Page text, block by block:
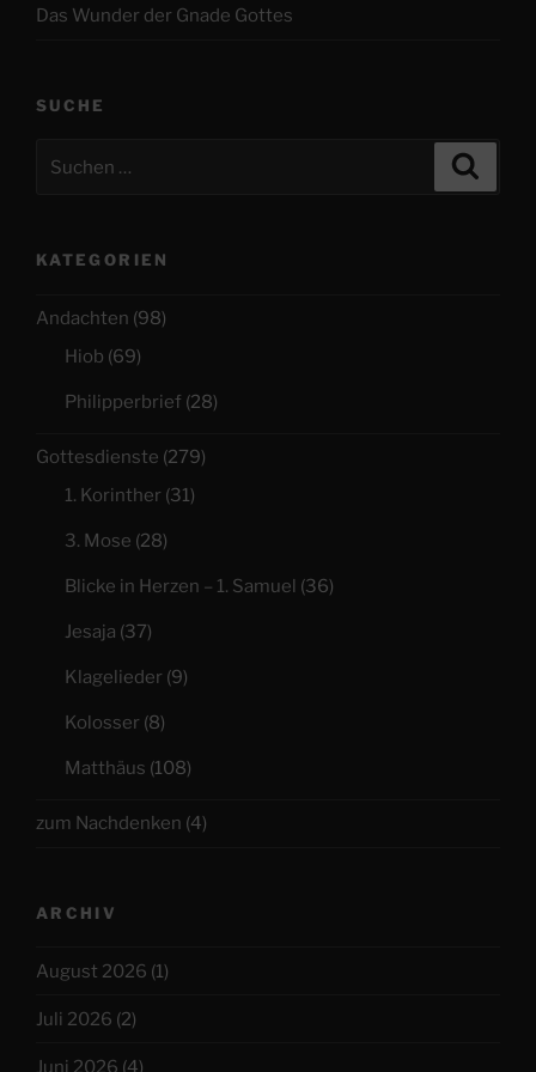
Das Wunder der Gnade Gottes
SUCHE
nach:
KATEGORIEN
Andachten (98)
Hiob (69)
Philipperbrief (28)
Gottesdienste (279)
1. Korinther (31)
3. Mose (28)
Blicke in Herzen – 1. Samuel (36)
Jesaja (37)
Klagelieder (9)
Kolosser (8)
Matthäus (108)
zum Nachdenken (4)
ARCHIV
August 2026 (1)
Juli 2026 (2)
Juni 2026 (4)